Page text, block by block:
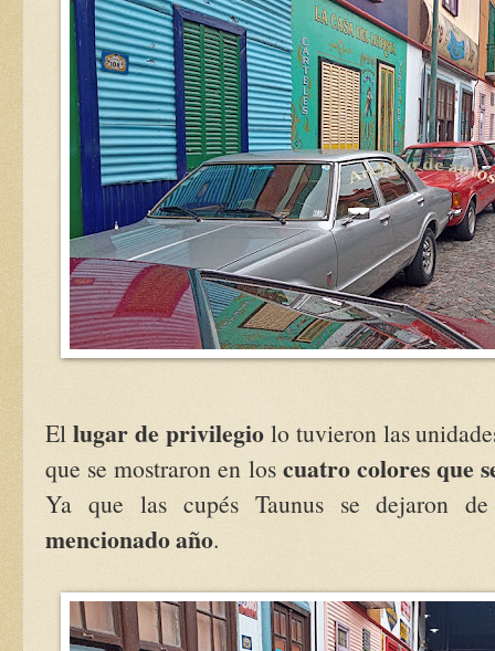
El lugar de privilegiolo tuvieron las
que se mostraron en los cuatro colores que
Ya que las cupés Taunus se dejaron
mencionado año.